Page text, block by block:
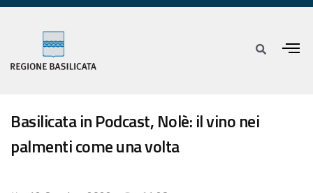
Basilicata in Podcast, Nolè: il vino nei
palmenti come una volta